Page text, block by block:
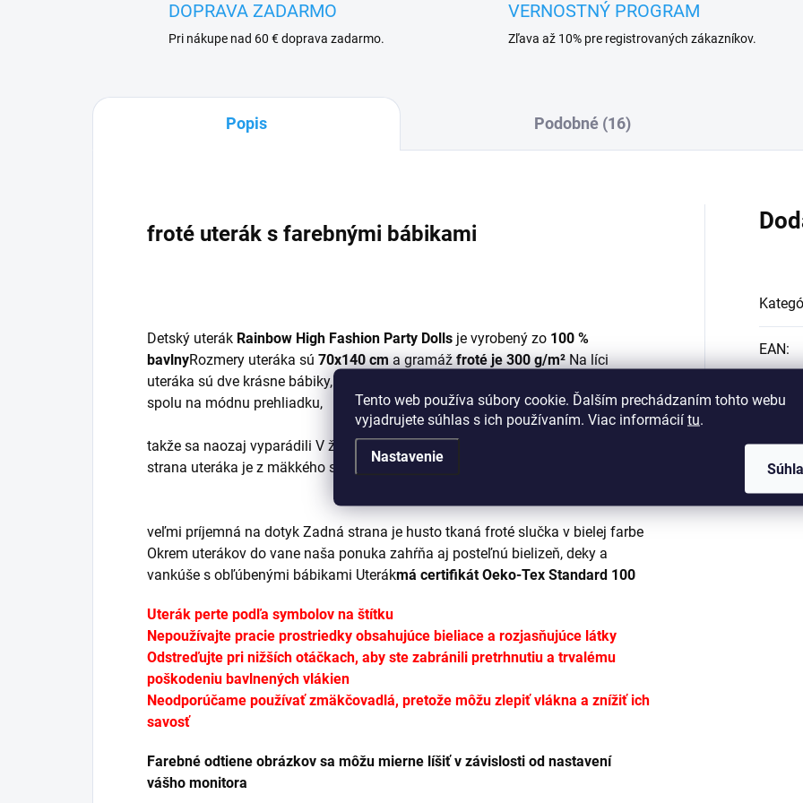
Tento web používa súbory cookie. Ďalším prechádzaním tohto webu
vyjadrujete súhlas s ich používaním. Viac informácií tu.
Nastavenie
DOPRAVA ZADARMO
Pri nákupe nad 60 € doprava zadarmo.
VERNOSTNÝ PROGRAM
Zľava až 10% pre registrovaných zákazníkov.
Popis Podobné (16)
froté uterák s farebnými bábikami
Detský uterák Rainbow High Fashion Party Dolls je vyrobený zo 100 %
bavlnyRozmery uteráka sú 70x140 cma gramážfroté je 300 g/m²Na líci
uteráka sú dve krásne bábiky, červená Ruby a modrá Skyler Ruby a Skyler išli
spolu na módnu prehliadku,
takže sa naozaj vyparádili V žiari reflektorov na móle vyzerajú úžasne Farebná
strana uteráka je z mäkkého strihu froté velúru,
veľmi príjemná na dotyk Zadná strana je husto tkaná froté slučka v bielej farbe
Okrem uterákov do vane naša ponuka zahŕňa aj posteľnú bielizeň, deky a
vankúše s obľúbenými bábikami Uterákmá certifikát Oeko-Tex Standard 100
Uterák perte podľa symbolov na štítku
Nepoužívajte pracie prostriedky obsahujúce bieliace a rozjasňujúce látky
Odstreďujte pri nižších otáčkach, aby ste zabránili pretrhnutiu a trvalému
poškodeniu bavlnených vlákien
Neodporúčame používať zmäkčovadlá, pretože môžu zlepiť vlákna a znížiť ich
savosť
Farebné odtiene obrázkov sa môžu mierne líšiť v závislosti od nastavení
vášho monitora
EAN: